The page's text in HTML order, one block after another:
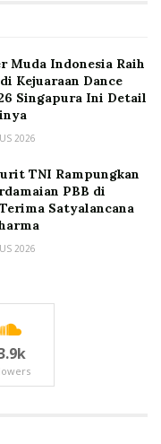
Muda Indonesia Raih
Kejuaraan Dance
Singapura Ini Detail
2026
TNI Rampungkan
PBB di
Satyalancana
2026